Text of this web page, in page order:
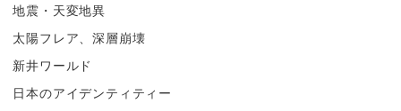
地震・天変地異
太陽フレア、深層崩壊
新井ワールド
日本のアイデンティティー